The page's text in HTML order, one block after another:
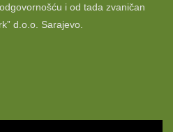
i od tada zvaničan
d.o.o. Sarajevo.